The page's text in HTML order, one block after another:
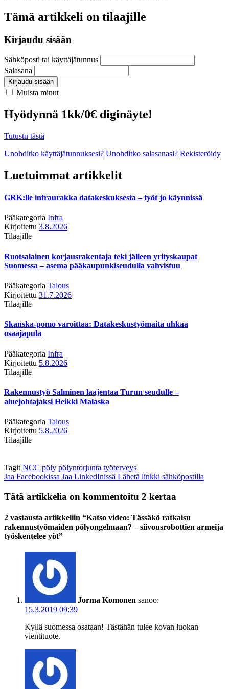
Tämä artikkeli on tilaajille
Kirjaudu sisään
Sähköposti tai käyttäjätunnus
Salasana
Kirjaudu sisään
Muista minut
Hyödynnä 1kk/0€ diginäyte!
Tutustu tästä
Unohditko käyttäjätunnuksesi? Unohditko salasanasi? Rekisteröidy
Luetuimmat artikkelit
GRK:lle infraurakka datakeskuksesta – työt jo käynnissä
Pääkategoria Infra
Kirjoitettu 3.8.2026
Tilaajille
Ruotsalainen korjausrakentaja teki jälleen yrityskaupat
Suomessa – asema pääkaupunkiseudulla vahvistuu
Pääkategoria Talous
Kirjoitettu 31.7.2026
Tilaajille
Skanska-pomo varoittaa: Datakeskustyömaita uhkaa
osaajapula
Pääkategoria Infra
Kirjoitettu 5.8.2026
Tilaajille
Rakennustyö Salminen laajentaa Turun seudulle –
aluejohtajaksi Heikki Malaska
Pääkategoria Talous
Kirjoitettu 5.8.2026
Tilaajille
Tagit NCC pöly pölyntorjunta työterveys
Jaa Facebookissa Jaa LinkedInissä Lähetä linkki sähköpostilla
Tätä artikkelia on kommentoitu 2 kertaa
2 vastausta artikkeliin “Katso video: Tässäkö ratkaisu
rakennustyömaiden pölyongelmaan? – siivousrobottien armeija
työskentelee yöt”
Jorma Komonen sanoo:
15.3.2019 09:39
Kyllä suomessa osataan! Tästähän tulee kovan luokan
vientituote.